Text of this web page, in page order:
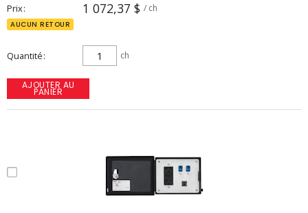
Prix 1 072,37 $ / ch
AUCUN RETOUR
Quantité ch
AJOUTER AU
PANIER